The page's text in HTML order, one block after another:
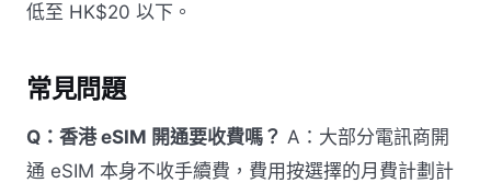
低至 HK$20 以下。
常見問題
Q：香港 eSIM 開通要收費嗎？ A：大部分電訊商開
通 eSIM 本身不收手續費，費用按選擇的月費計劃計